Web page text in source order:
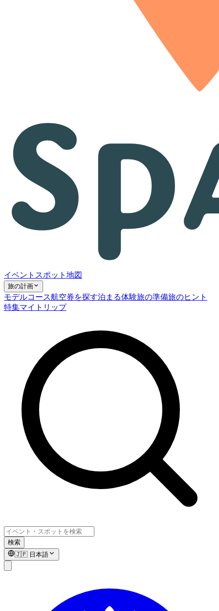
イベント スポット 地図
旅の計画
モデルコース航空券を探す泊まる体験旅の準備旅のヒント
特集マイトリップ
検索
🇯🇵 日本語